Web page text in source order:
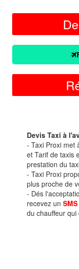
Devis Taxi à
- Taxi Proxi met
et Tarif de taxis
prestation du
- Taxi Proxi
plus proche de
- Dés
recevez un SMS
du chauffeur